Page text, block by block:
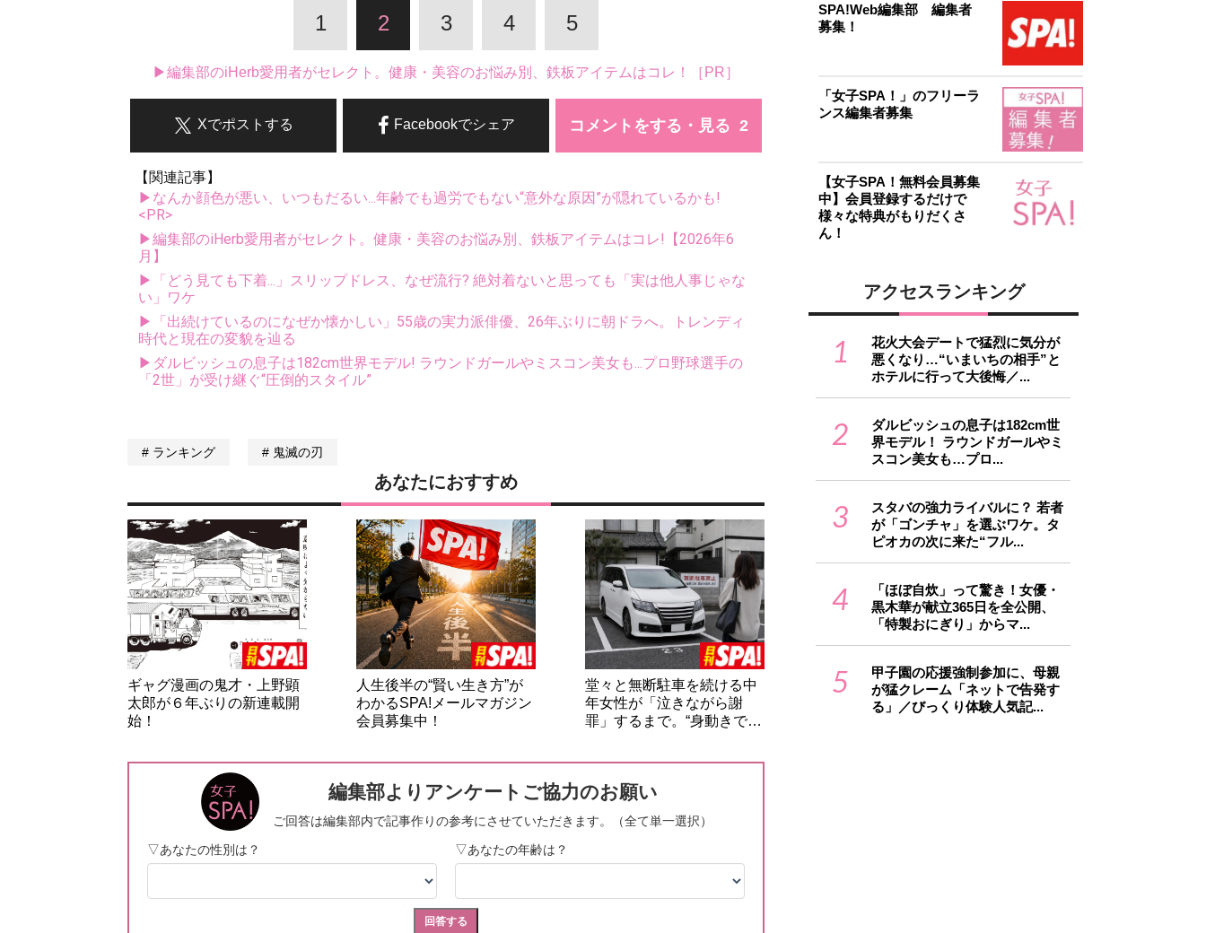
1 2 3 4 5
▶編集部のiHerb愛用者がセレクト。健康・美容のお悩み別、鉄板アイテムはコレ！［PR］
コメントをする・見る
Facebookでシェア
Xでポストする
【関連記事】
▶なんか顔色が悪い、いつもだるい...年齢でも過労でもない“意外な原因”が隠れているかも!
<PR>
▶編集部のiHerb愛用者がセレクト。健康・美容のお悩み別、鉄板アイテムはコレ!【2026年6
月】
▶「どう見ても下着...」スリップドレス、なぜ流行? 絶対着ないと思っても「実は他人事じゃな
い」ワケ
▶「出続けているのになぜか懐かしい」55歳の実力派俳優、26年ぶりに朝ドラへ。トレンディ
時代と現在の変貌を辿る
▶ダルビッシュの息子は182cm世界モデル! ラウンドガールやミスコン美女も...プロ野球選手の
「2世」が受け継ぐ“圧倒的スタイル”
ランキング 鬼滅の刃
あなたにおすすめ
ギャグ漫画の鬼才・上野顕
太郎が６年ぶりの新連載開
始！
人生後半の“賢い生き方”が
わかるSPA!メールマガジン
会員募集中！
堂々と無断駐車を続ける中
年女性が「泣きながら謝
罪」するまで。“身動きで…
SPA!Web編集部 編集者
募集！
「女子SPA！」のフリーラ
ンス編集者募集
【女子SPA！無料会員募集
中】会員登録するだけで
様々な特典がもりだくさ
ん！
アクセスランキング
1
花火大会デートで猛烈に気分が
悪くなり…“いまいちの相手”と
ホテルに行って大後悔／...
2
ダルビッシュの息子は182cm世
界モデル！ ラウンドガールやミ
スコン美女も…プロ...
3
スタバの強力ライバルに？ 若者
が「ゴンチャ」を選ぶワケ。タ
ピオカの次に来た“フル...
4
「ほぼ自炊」って驚き！女優・
黒木華が献立365日を全公開、
「特製おにぎり」からマ...
5
甲子園の応援強制参加に、母親
が猛クレーム「ネットで告発す
る」／びっくり体験人気記...